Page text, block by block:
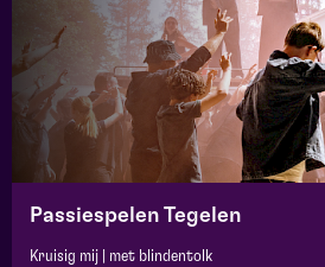
Passiespelen Tegelen
Kruisig mij | met blindentolk